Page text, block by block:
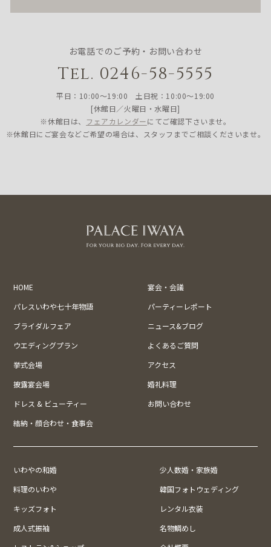
お電話でのご予約・お問い合わせ
Tel. 0246-58-5555
平日：10:00〜19:00 土日祝：10:00〜19:00
[休館日／火曜日・水曜日]
※休館日は、 フェアカレンダーにてご確認下さいませ。
※休館日にご宴会などご希望の場合は、スタッフまでご相談くださいませ。
HOME
宴会・会議
パレスいわや七十年物語
パーティーレポート
ブライダルフェア
ニュース&ブログ
ウエディングプラン
よくあるご質問
挙式会場
アクセス
披露宴会場
婚礼料理
ドレス & ビューティー
お問い合わせ
結納・顔合わせ・食事会
いわやの和婚
少人数婚・家族婚
料理のいわや
韓国フォトウェディング
キッズフォト
レンタル衣装
成人式振袖
名物鯛めし